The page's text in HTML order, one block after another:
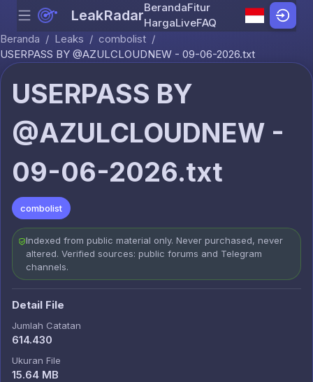
Skip to content
Menu LeakRadarBerandaFitur
HargaLiveFAQ
Beranda / Leaks / combolist /
USERPASS BY @AZULCLOUDNEW - 09-06-2026.txt
USERPASS BY
@AZULCLOUDNEW -
09-06-2026.txt
combolist
Indexed from public material only. Never purchased, never
altered. Verified sources: public forums and Telegram
channels.
Detail File
Jumlah Catatan
614.430
Ukuran File
15.64 MB